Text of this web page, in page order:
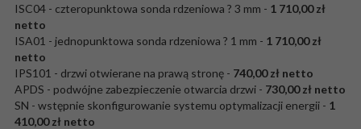
ISC04 - czteropunktowa sonda rdzeniowa ? 3 mm - 1 710,00 zł
netto
ISA01 - jednopunktowa sonda rdzeniowa ? 1 mm - 1 710,00 zł
netto
IPS101 - drzwi otwierane na prawą stronę - 740,00 zł netto
APDS - podwójne zabezpieczenie otwarcia drzwi - 730,00 zł netto
SN - wstępnie skonfigurowanie systemu optymalizacji energii - 1
410,00 zł netto